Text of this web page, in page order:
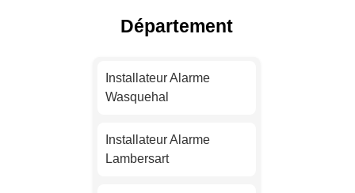
Installateur Alarme Nice
Nantes
Strasbourg
Département
Installateur Alarme
Wasquehal
Installateur Alarme
Lambersart